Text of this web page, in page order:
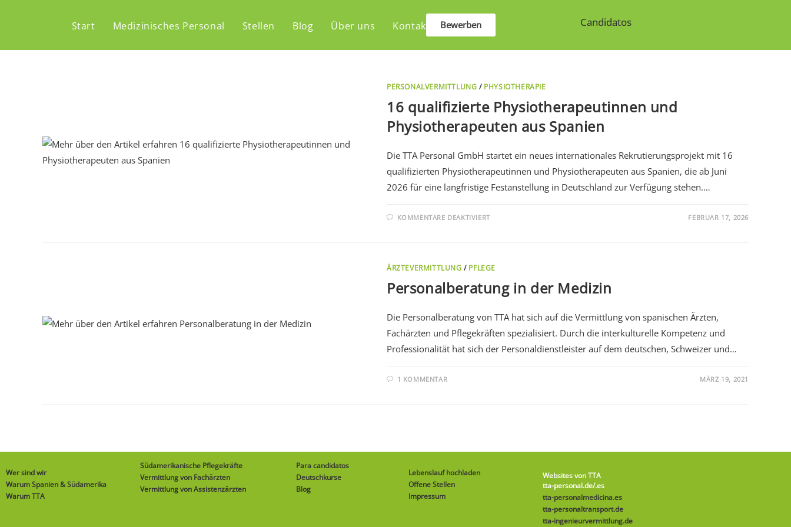
Start Medizinisches Personal Stellen Blog Über uns Kontakt Bewerben Candidatos
PERSONALVERMITTLUNG / PHYSIOTHERAPIE
16 qualifizierte Physiotherapeutinnen und
Physiotherapeuten aus Spanien
Die TTA Personal GmbH startet ein neues internationales Rekrutierungsprojekt mit 16
qualifizierten Physiotherapeutinnen und Physiotherapeuten aus Spanien, die ab Juni
2026 für eine langfristige Festanstellung in Deutschland zur Verfügung stehen.…
KOMMENTARE DEAKTIVIERT FEBRUAR 17, 2026
ÄRZTEVERMITTLUNG / PFLEGE
Personalberatung in der Medizin
Die Personalberatung von TTA hat sich auf die Vermittlung von spanischen Ärzten,
Fachärzten und Pflegekräften spezialisiert. Durch die interkulturelle Kompetenz und
Professionalität hat sich der Personaldienstleister auf dem deutschen, Schweizer und…
1 KOMMENTAR MÄRZ 19, 2021
Wer sind wir
Warum Spanien & Südamerika
Warum TTA
Südamerikanische Pflegekräfte
Vermittlung von Fachärzten
Vermittlung von Assistenzärzten
Para candidatos
Deutschkurse
Blog
Lebenslauf hochladen
Offene Stellen
Impressum
Websites von TTA
tta-personal.de/.es
tta-personalmedicina.es
tta-personaltransport.de
tta-ingenieurvermittlung.de